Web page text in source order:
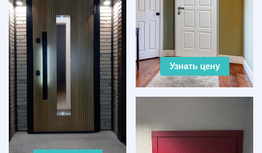
Узнать цену